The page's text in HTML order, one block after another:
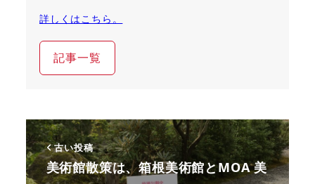
詳しくはこちら。
記事一覧
古い投稿
美術館散策は、箱根美術館とMOA 美